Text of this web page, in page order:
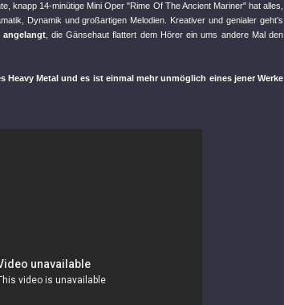
knapp 14-minütige Mini Oper"Rime Of The Ancient Mariner"hat alles,
Dynamik und großartigen Melodien. Kreativer und genialer geht’s
, die Gänsehaut flattert dem Hörer ein ums andere Mal den
Heavy Metal und es ist einmal mehr unmöglich eines jener Werke